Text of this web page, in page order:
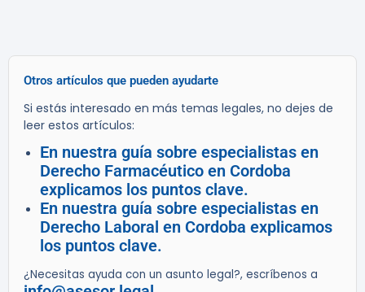
Otros artículos que pueden ayudarte
Si estás interesado en más temas legales, no dejes de
leer estos artículos:
En nuestra guía sobre especialistas en
Derecho Farmacéutico en Cordoba
explicamos los puntos clave.
En nuestra guía sobre especialistas en
Derecho Laboral en Cordoba explicamos
los puntos clave.
¿Necesitas ayuda con un asunto legal?, escríbenos a